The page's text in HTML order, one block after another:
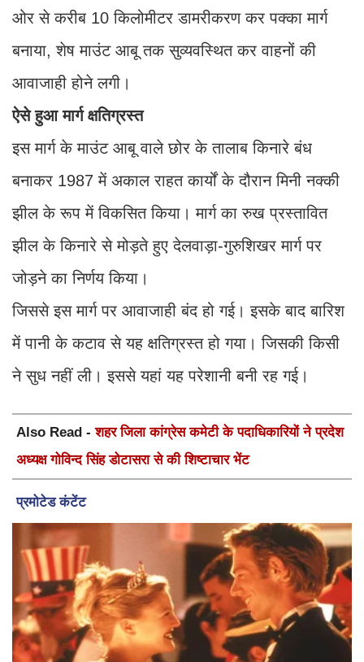
ओर से करीब 10 किलोमीटर डामरीकरण कर पक्का मार्ग
बनाया, शेष माउंट आबू तक सुव्यवस्थित कर वाहनों की
आवाजाही होने लगी।
ऐसे हुआ मार्ग क्षतिग्रस्त
इस मार्ग के माउंट आबू वाले छोर के तालाब किनारे बंध
बनाकर 1987 में अकाल राहत कार्यों के दौरान मिनी नक्की
झील के रूप में विकसित किया। मार्ग का रुख प्रस्तावित
झील के किनारे से मोड़ते हुए देलवाड़ा-गुरुशिखर मार्ग पर
जोड़ने का निर्णय किया।
जिससे इस मार्ग पर आवाजाही बंद हो गई। इसके बाद बारिश
में पानी के कटाव से यह क्षतिग्रस्त हो गया। जिसकी किसी
ने सुध नहीं ली। इससे यहां यह परेशानी बनी रह गई।
Also Read -शहर जिला कांग्रेस कमेटी के पदाधिकारियों ने प्रदेश
अध्यक्ष गोविन्द सिंह डोटासरा से की शिष्टाचार भेंट